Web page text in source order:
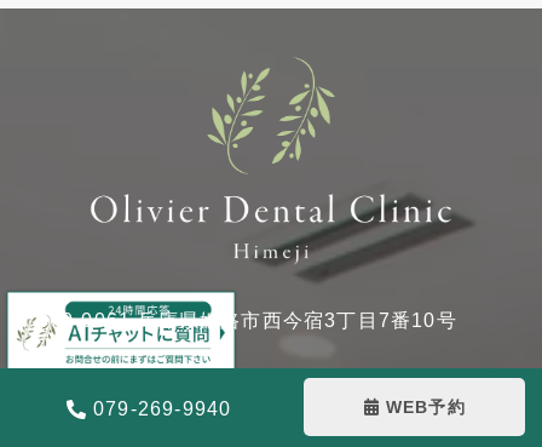
〒670-0061 兵庫県姫路市西今宿3丁目7番10号
079-269-9940 WEB予約